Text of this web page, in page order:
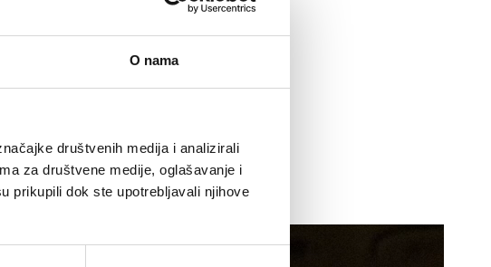
O nama
društvenih medija i analizirali
za društvene medije, oglašavanje i
prikupili dok ste upotrebljavali njihove
71 x 44 x 75 cm
kg
temperaturi od 30 stupnjeva.
T2 i-Size autosjedalici: